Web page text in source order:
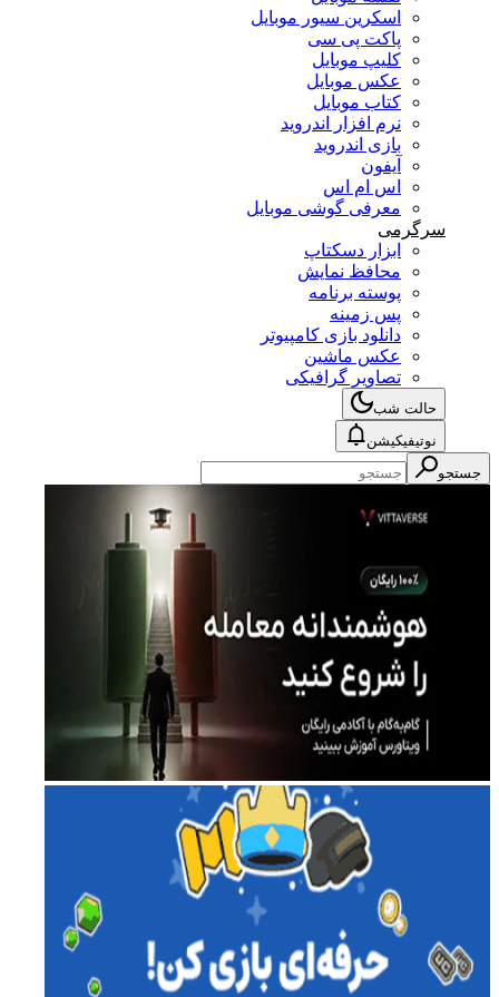
اسکرین سیور موبایل
پاکت پی سی
کلیپ موبایل
عکس موبایل
کتاب موبایل
نرم افزار اندروید
بازی اندروید
آیفون
اس ام اس
معرفی گوشی موبایل
سرگرمی
ابزار دسکتاپ
محافظ نمایش
پوسته برنامه
پس زمینه
دانلود بازی کامپیوتر
عکس ماشین
تصاویر گرافیکی
حالت شب
نوتیفیکیشن
جستجو